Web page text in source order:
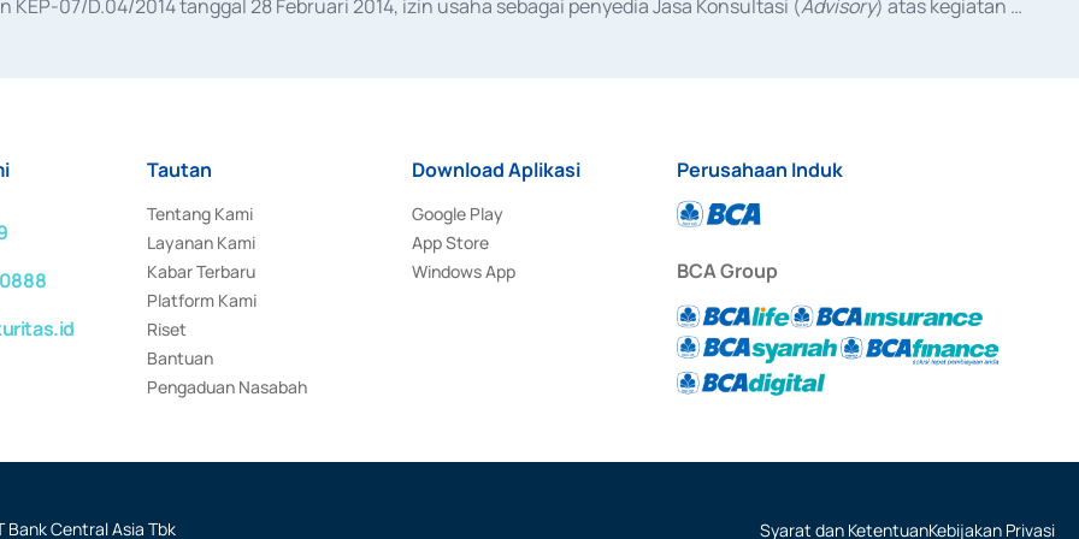
KEP-07/D.04/2014 tanggal 28 Februari 2014, izin usaha sebagai penyedia Jasa Konsultasi (Advisory) atas kegiatan
Tautan
Tentang Kami
Layanan Kami
Kabar Terbaru
Platform Kami
Riset
Bantuan
Pengaduan Nasabah
Download Aplikasi
Google Play
App Store
Windows App
Perusahaan Induk
BCA Group
Bank Central Asia Tbk
Syarat dan KetentuanKebijakan Privasi